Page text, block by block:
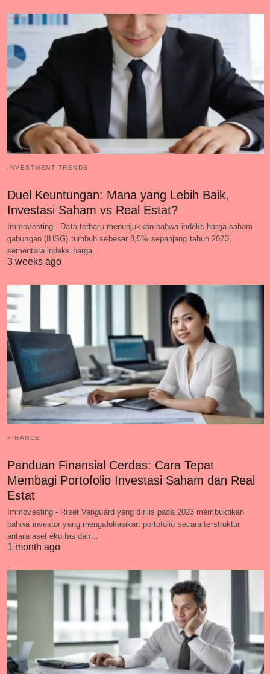
INVESTMENT TRENDS
Duel Keuntungan: Mana yang Lebih Baik,
Investasi Saham vs Real Estat?
Immovesting - Data terbaru menunjukkan bahwa indeks harga saham
gabungan (IHSG) tumbuh sebesar 8,5% sepanjang tahun 2023,
sementara indeks harga…
3 weeks ago
FINANCE
Panduan Finansial Cerdas: Cara Tepat
Membagi Portofolio Investasi Saham dan Real
Estat
Immovesting - Riset Vanguard yang dirilis pada 2023 membuktikan
bahwa investor yang mengalokasikan portofolio secara terstruktur
antara aset ekuitas dan…
1 month ago